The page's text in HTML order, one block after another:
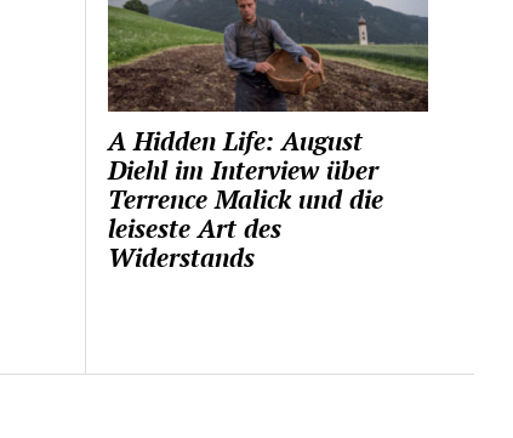
A Hidden Life: August
Diehl im Interview über
Terrence Malick und die
leiseste Art des
Widerstands